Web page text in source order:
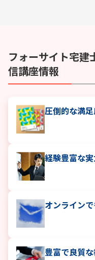
フォーサイト宅建
信講座情報
圧倒的な満
経験豊富な
オンライン
豊富で良質